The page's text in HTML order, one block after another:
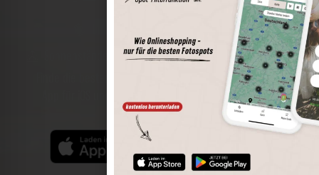
Spots speichern
Sonnenstände am Spot
Spotdetails
Filterfunktion
Finde die besten Fotospots noch einfacher mit unserer
App für iOS und Android und genieße einen größeren
Funktionsumfang